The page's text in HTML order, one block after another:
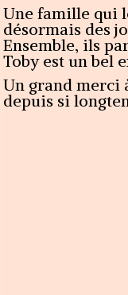
Une famille qui
désormais des
Ensemble, ils
Toby est un bel
Un grand merci
depuis si